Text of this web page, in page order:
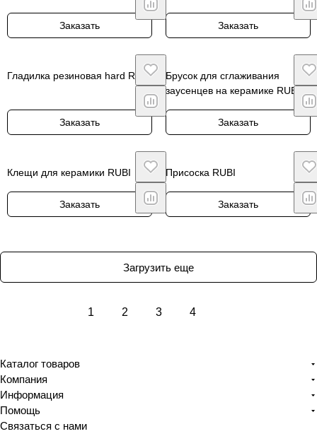
Заказать Заказать
Гладилка резиновая hard RUBI
Заказать
Брусок для сглаживания
заусенцев на керамике RUBI
Заказать
Клещи для керамики RUBI
Заказать
Присоска RUBI
Заказать
Загрузить еще
1 2 3 4
Каталог товаров
Компания
Информация
Помощь
Связаться с нами